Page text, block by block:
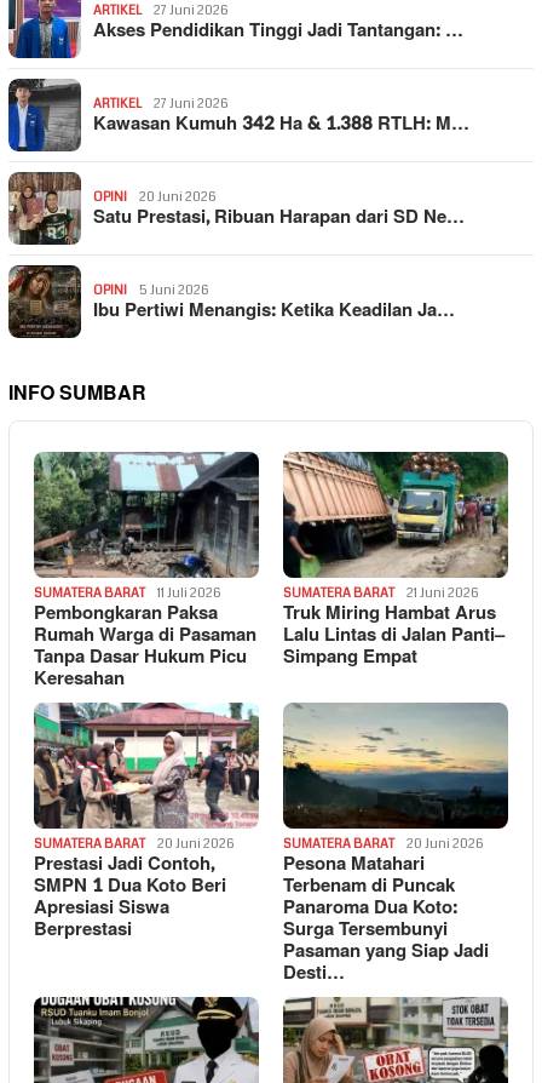
ARTIKEL 27 Juni 2026
Akses Pendidikan Tinggi Jadi Tantangan: …
ARTIKEL 27 Juni 2026
Kawasan Kumuh 342 Ha & 1.388 RTLH: M…
OPINI 20 Juni 2026
Satu Prestasi, Ribuan Harapan dari SD Ne…
OPINI 5 Juni 2026
Ibu Pertiwi Menangis: Ketika Keadilan Ja…
INFO SUMBAR
SUMATERA BARAT 11 Juli 2026
Pembongkaran Paksa
Rumah Warga di Pasaman
Tanpa Dasar Hukum Picu
Keresahan
SUMATERA BARAT 21 Juni 2026
Truk Miring Hambat Arus
Lalu Lintas di Jalan Panti–
Simpang Empat
SUMATERA BARAT 20 Juni 2026
Prestasi Jadi Contoh,
SMPN 1 Dua Koto Beri
Apresiasi Siswa
Berprestasi
SUMATERA BARAT 20 Juni 2026
Pesona Matahari
Terbenam di Puncak
Panaroma Dua Koto:
Surga Tersembunyi
Pasaman yang Siap Jadi
Desti…